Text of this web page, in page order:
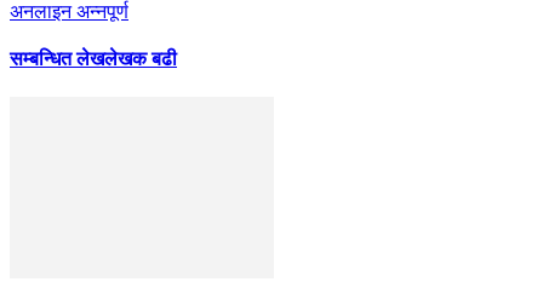
अनलाइन अन्नपूर्ण
सम्बन्धित लेखलेखक बढी